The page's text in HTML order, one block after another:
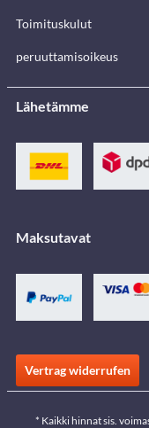
Toimituskulut
peruuttamisoikeus
Lähetämme
Maksutavat
Vertrag widerrufen
* Kaikki hinnat sis.